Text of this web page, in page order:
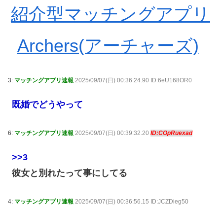
紹介型マッチングアプリ
Archers(アーチャーズ)
3: マッチングアプリ速報 2025/09/07(日) 00:36:24.90 ID:6eU168OR0
既婚でどうやって
6: マッチングアプリ速報 2025/09/07(日) 00:39:32.20 ID:COpRuexad
>>3
彼女と別れたって事にしてる
4: マッチングアプリ速報 2025/09/07(日) 00:36:56.15 ID:JCZDieg50